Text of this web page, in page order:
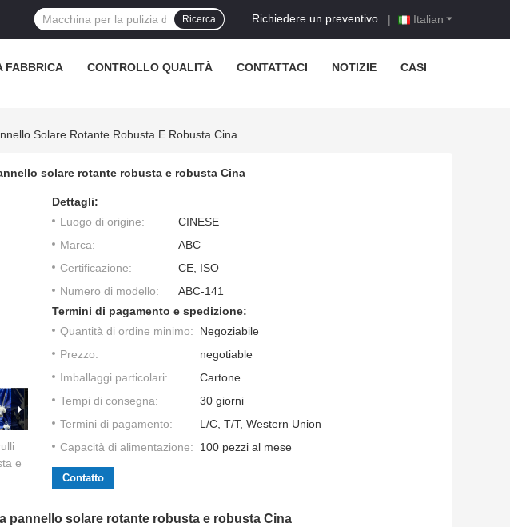
Italian
Richiedere un preventivo |
Ricerca
FABBRICA CONTROLLO QUALITÀ CONTATTACI NOTIZIE CASI
Solare Rotante Robusta E Robusta Cina
solare rotante robusta e robusta Cina
e
Dettagli:
Luogo di origine:
CINESE
Marca:
ABC
Certificazione:
CE, ISO
Numero di modello:
ABC-141
Termini di pagamento e spedizione:
Quantità di ordine minimo:
Negoziabile
Prezzo:
negotiable
Imballaggi particolari:
Cartone
Tempi di consegna:
30 giorni
Termini di pagamento:
L/C, T/T, Western Union
Capacità di alimentazione:
100 pezzi al mese
Contatto
pannello solare rotante robusta e robusta Cina